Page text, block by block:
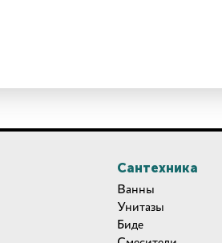
Сантехника
Ванны
Унитазы
Биде